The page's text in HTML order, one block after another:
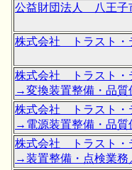
公益財団法人 八王子
株式会社 トラスト・
株式会社 トラスト・
→変換装置整備・品質
株式会社 トラスト・
→電源装置整備・品質
株式会社 トラスト・
→装置整備・点検業務